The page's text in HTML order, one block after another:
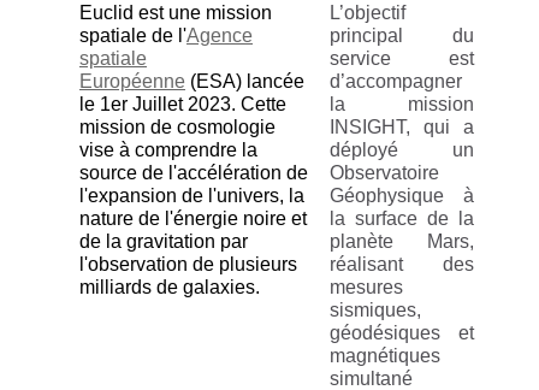
Euclid est une mission
spatiale de l'Agence
spatiale
Européenne (ESA) lancée
le 1er Juillet 2023. Cette
mission de cosmologie
vise à comprendre la
source de l'accélération de
l'expansion de l'univers, la
nature de l'énergie noire et
de la gravitation par
l'observation de plusieurs
milliards de galaxies.
L’objectif
principal du
service est
d’accompagner
la mission
INSIGHT, qui a
déployé un
Observatoire
Géophysique à
la surface de la
planète Mars,
réalisant des
mesures
sismiques,
géodésiques et
magnétiques
simultané